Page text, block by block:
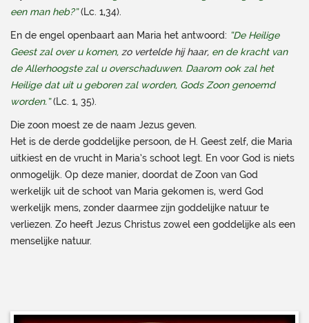
een man heb?”(Lc. 1,34).
En de engel openbaart aan Maria het antwoord: “De Heilige
Geest zal over u komen, zo vertelde hij haar, en de kracht van
de Allerhoogste zal u overschaduwen. Daarom ook zal het
Heilige dat uit u geboren zal worden, Gods Zoon genoemd
worden.”(Lc. 1, 35).
Die zoon moest ze de naam Jezus geven.
Het is de derde goddelijke persoon, de H. Geest zelf, die Maria
uitkiest en de vrucht in Maria’s schoot legt. En voor God is niets
onmogelijk. Op deze manier, doordat de Zoon van God
werkelijk uit de schoot van Maria gekomen is, werd God
werkelijk mens, zonder daarmee zijn goddelijke natuur te
verliezen. Zo heeft Jezus Christus zowel een goddelijke als een
menselijke natuur.